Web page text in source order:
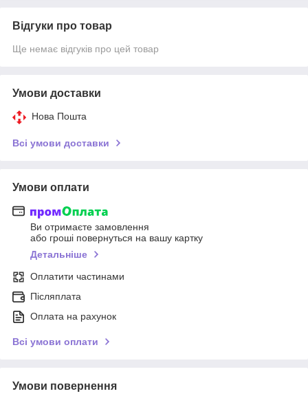
Відгуки про товар
Ще немає відгуків про цей товар
Умови доставки
Нова Пошта
Всі умови доставки
Умови оплати
Ви отримаєте замовлення
або гроші повернуться на вашу картку
Детальніше
Оплатити частинами
Післяплата
Оплата на рахунок
Всі умови оплати
Умови повернення